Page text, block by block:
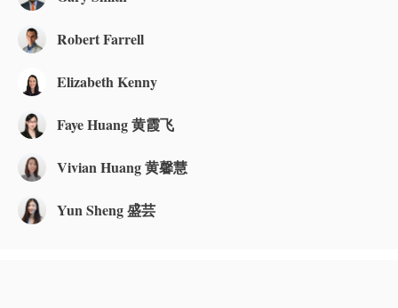
Robert Farrell
Elizabeth Kenny
Faye Huang 黄霞飞
Vivian Huang 黄馨慧
Yun Sheng 盛芸